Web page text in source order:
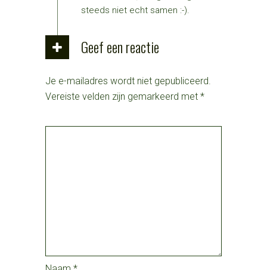
steeds niet echt samen :-).
Geef een reactie
Je e-mailadres wordt niet gepubliceerd.
Vereiste velden zijn gemarkeerd met *